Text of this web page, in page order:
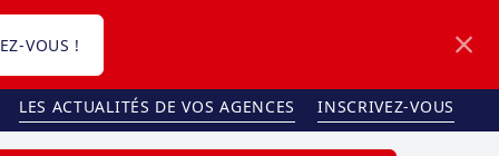
VOUS !
LES ACTUALITÉS DE VOS AGENCES INSCRIVEZ-VOUS